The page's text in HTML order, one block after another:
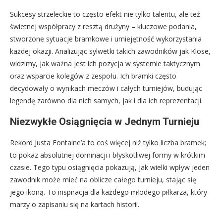
Sukcesy strzeleckie to często efekt nie tylko talentu, ale też
świetnej współpracy z resztą drużyny – kluczowe podania,
stworzone sytuacje bramkowe i umiejętność wykorzystania
każdej okazji. Analizując sylwetki takich zawodników jak Klose,
widzimy, jak ważna jest ich pozycja w systemie taktycznym
oraz wsparcie kolegów z zespołu. Ich bramki często
decydowały o wynikach meczów i całych turniejów, budując
legendę zarówno dla nich samych, jak i dla ich reprezentacji.
Niezwykłe Osiągnięcia w Jednym Turnieju
Rekord Justa Fontaine’a to coś więcej niż tylko liczba bramek;
to pokaz absolutnej dominacji i błyskotliwej formy w krótkim
czasie. Tego typu osiągnięcia pokazują, jak wielki wpływ jeden
zawodnik może mieć na oblicze całego turnieju, stając się
jego ikoną. To inspiracja dla każdego młodego piłkarza, który
marzy o zapisaniu się na kartach historii.